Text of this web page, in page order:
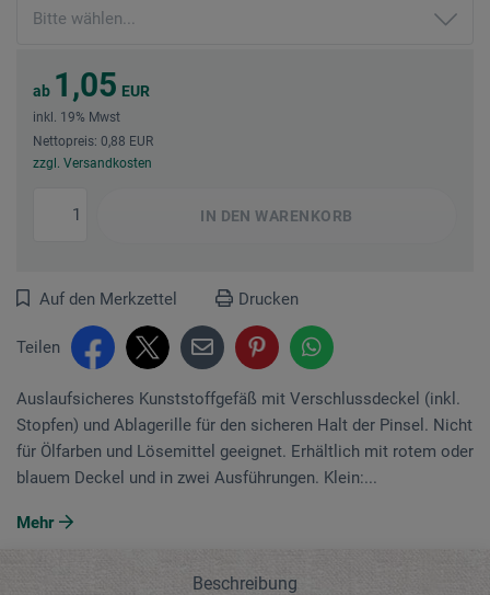
ab 1,05 EUR
inkl. 19% Mwst
Nettopreis: 0,88 EUR
zzgl. Versandkosten
IN DEN WARENKORB
Auf den Merkzettel Drucken
Teilen
Auslaufsicheres Kunststoffgefäß mit Verschlussdeckel (inkl.
Stopfen) und Ablagerille für den sicheren Halt der Pinsel. Nicht
für Ölfarben und Lösemittel geeignet. Erhältlich mit rotem oder
blauem Deckel und in zwei Ausführungen. Klein:...
Mehr
Beschreibung